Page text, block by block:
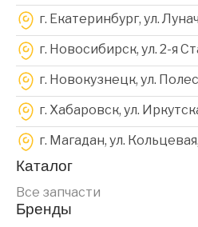
г. Екатеринбург, ул.
г. Новосибирск, ул. 2-я
г. Новокузнецк, ул.
г. Хабаровск, ул.
г. Магадан, ул.
Каталог
Все запчасти
Бренды